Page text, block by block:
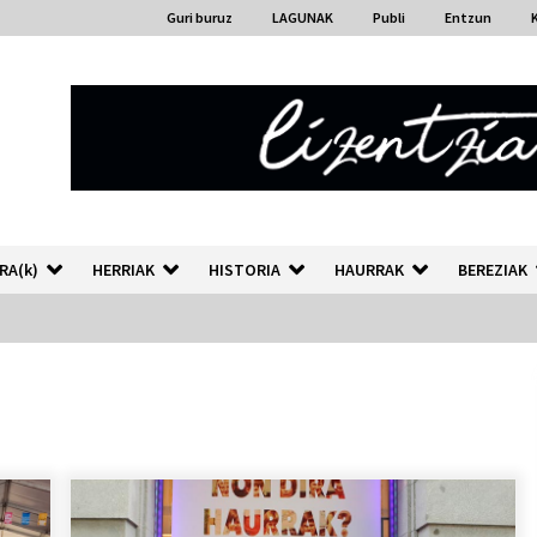
Guri buruz LAGUNAK Publi Entzun
HERRIAK HISTORIA HAURRAK BEREZIAK
Auzoportala : 1×04 Auzofoniak